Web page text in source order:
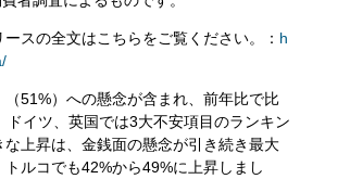
スの全文はこちらをご覧ください。： h
51%）への懸念が含まれ、前年比で比
イツ、英国では3大不安項目のランキン
上昇は、金銭面の懸念が引き続き最大
ルコでも42%から49%に上昇しまし